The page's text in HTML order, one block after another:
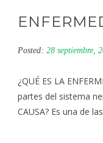
Posted: 28 septiembre,
¿QUÉ ES LA
partes del sistema
CAUSA? Es una de